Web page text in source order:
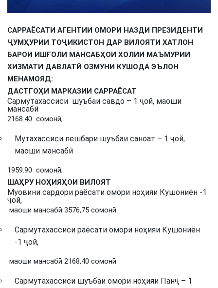
САРРАЁСАТИ АГЕНТИИ ОМОРИ НАЗДИ ПРЕЗИДЕНТИ
ҶУМҲУРИИ ТОҶИКИСТОН ДАР ВИЛОЯТИ ХАТЛОН
БАРОИ ИШҒОЛИ МАНСАБҲОИ ХОЛИИ МАЪМУРИИ
ХИЗМАТИ ДАВЛАТӢ ОЗМУНИ КУШОДА ЭЪЛОН
МЕНАМОЯД:
ДАСТГОҲИ МАРКАЗИИ САРРАЁСАТ
Сармутахассиси шуъбаи савдо – 1 ҷой, маоши
мансабӣ
2168.40 сомонӣ;
Мутахассиси пешбари шуъбаи саноат – 1 ҷой,
маоши мансабӣ
1959.90 сомонӣ;
ШАҲРУ НОҲИЯҲОИ ВИЛОЯТ
Муовини сардори раёсати омори ноҳияи Кушониён -1
ҷой,
маоши мансабӣ 3576,75 сомонӣ
Сармутахассиси раёсати омори ноҳияи Кушониён
-1 ҷой,
маоши мансабӣ 2168,40 сомонӣ
Сармутахассиси шуъбаи омори ноҳияи Панҷ – 1